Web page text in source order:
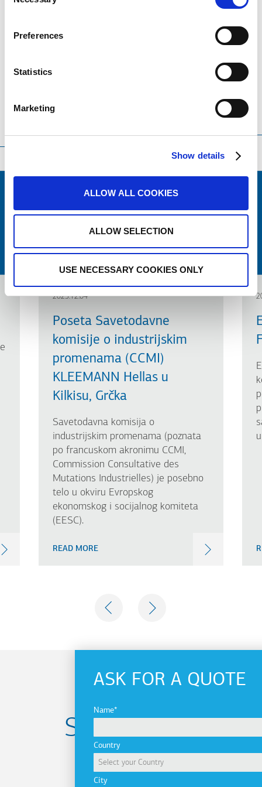
Preferences
Statistics
Marketing
Show details
ALLOW ALL COOKIES
ALLOW SELECTION
USE NECESSARY COOKIES ONLY
Related news (Press
2025.12.04
Poseta Savetodavne
komisije o industrijskim
promenama (CCMI)
KLEEMANN Hellas u
Kilkisu, Grčka
Savetodavna komisija o
industrijskim promenama (poznata
po francuskom akronimu CCMI,
Commission Consultative des
Mutations Industrielles) je posebno
telo u okviru Evropskog
ekonomskog i socijalnog komiteta
(EESC).
READ MORE
ASK FOR A QUOTE
Name
Country
City
Subscribe to
newsletter